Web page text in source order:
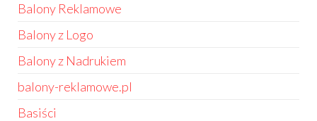
Balony Reklamowe
Balony z Logo
Balony z Nadrukiem
balony-reklamowe.pl
Basiści